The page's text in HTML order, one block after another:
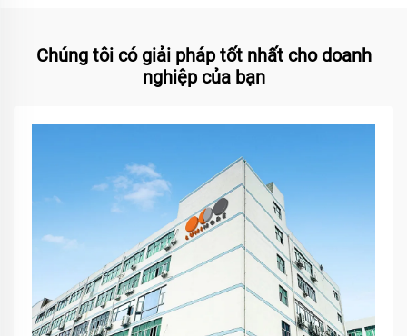
Chúng tôi có giải pháp tốt nhất cho doanh
nghiệp của bạn